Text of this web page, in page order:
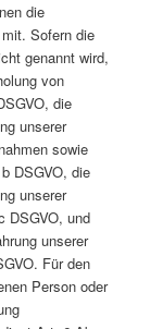
die
Sofern die
genannt wird,
von
die
unserer
sowie
DSGVO, die
unserer
DSGVO, und
unserer
Für den
Person oder